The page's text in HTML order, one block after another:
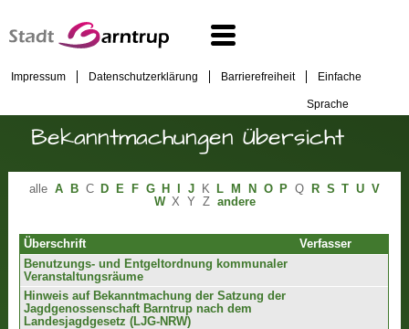
Impressum Datenschutzerklärung Barrierefreiheit Einfache
Sprache
Bekanntmachungen Übersicht
alle A B C D E F G H J K L M N O P Q R S T U V
W X Y Z andere
Überschrift
Verfasser
Benutzungs- und Entgeltordnung kommunaler
Veranstaltungsräume
Hinweis auf Bekanntmachung der Satzung der
Jagdgenossenschaft Barntrup nach dem
Landesjagdgesetz (LJG-NRW)